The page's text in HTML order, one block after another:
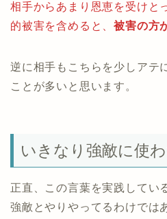
相手からあまり恩恵を受けと
的被害を含めると、被害の方
逆に相手もこちらを少しアテ
ことが多いと思います。
いきなり強敵に使
正直、この言葉を実践してい
強敵とやりやってるわけでは